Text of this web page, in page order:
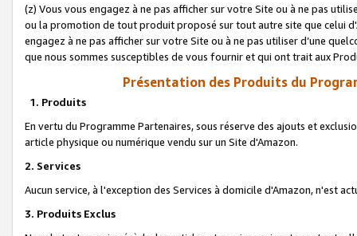
(z) Vous vous engagez à ne pas afficher sur votre Site ou à ne pas
ou la promotion de tout produit proposé sur tout autre site que celui
engagez à ne pas afficher sur votre Site ou à ne pas utiliser d’une
que nous sommes susceptibles de vous fournir et qui ont trait aux
Présentation des Produits du
1. Produits
En vertu du Programme Partenaires, sous réserve des ajouts et
article physique ou numérique vendu sur un Site d'Amazon.
2. Services
Aucun service, à l'exception des Services à domicile d'Amazon, n'est
3. Produits Exclus